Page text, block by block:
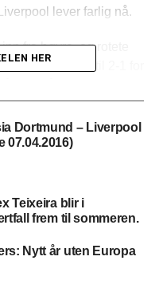
lever farlig nå.
fra høyre, og rotete
kan putte på til 2-1 for
?
2-1 borte mot Unirea
av de røde har det
Liverpool angrep, etter
hardt imål via
HER
Dortmund – Liverpool
07.04.2016)
Teixeira blir i
frem til sommeren.
Nytt år uten Europa